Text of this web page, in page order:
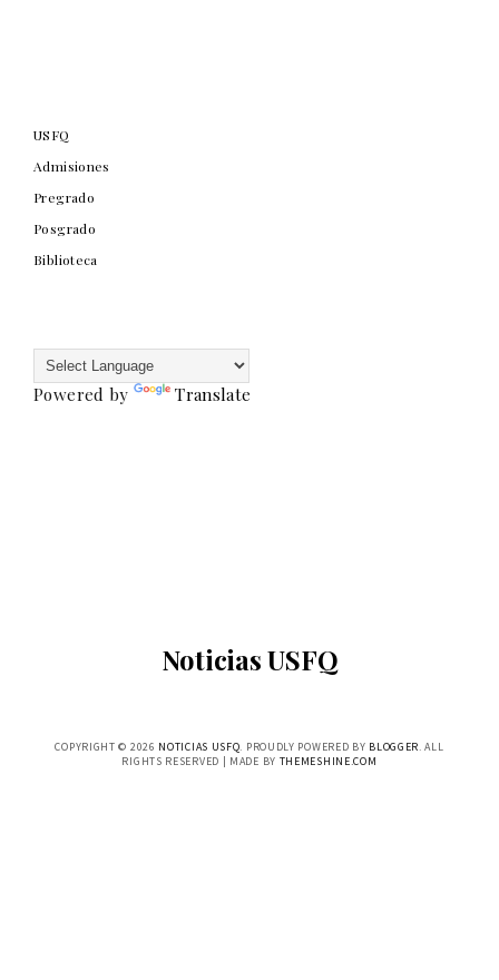
USFQ
Admisiones
Pregrado
Posgrado
Biblioteca
Powered by Translate
Noticias USFQ
COPYRIGHT © 2026 NOTICIAS USFQ. PROUDLY POWERED BY BLOGGER. ALL
RIGHTS RESERVED | MADE BY THEMESHINE.COM